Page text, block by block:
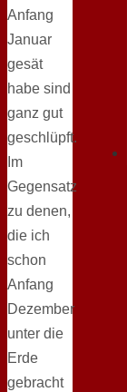
Anfang
Januar
gesät
habe sind
ganz gut
geschlüpft.
Im
Gegensatz
zu denen,
die ich
schon
Anfang
Dezember
unter die
Erde
gebracht